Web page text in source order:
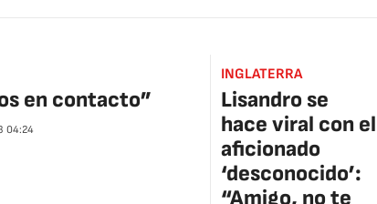
en contacto”
04:24
INGLATERRA
Lisandro se
hace viral con el
aficionado
‘desconocido’:
“Amigo, no te